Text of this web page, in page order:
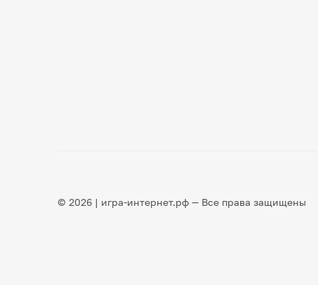
© 2026 | игра-интернет.рф — Все права защищены